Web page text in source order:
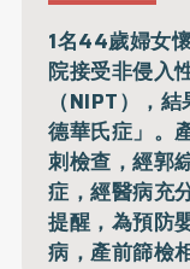
1名44歲婦女
院接受非侵入
（NIPT），
德華氏症」。
刺檢查，經郭
症，經醫病充
提醒，為預防
病，產前篩檢